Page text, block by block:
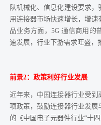
队机械化、信息化建设要求
用连接器市场快速增长，增
品业务方面，5G 通信商用的
速发展，行业下游需求旺盛，
前景2：政策利好行业发展
近年来，中国连接器行业受
项政策，鼓励连接器行业发
的《中国电子元器件行业“十